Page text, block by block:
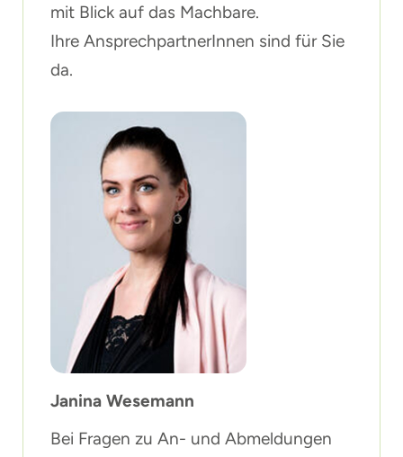
mit Blick auf das Machbare.
Ihre AnsprechpartnerInnen sind für Sie
da.
Janina Wesemann
Bei Fragen zu An- und Abmeldungen